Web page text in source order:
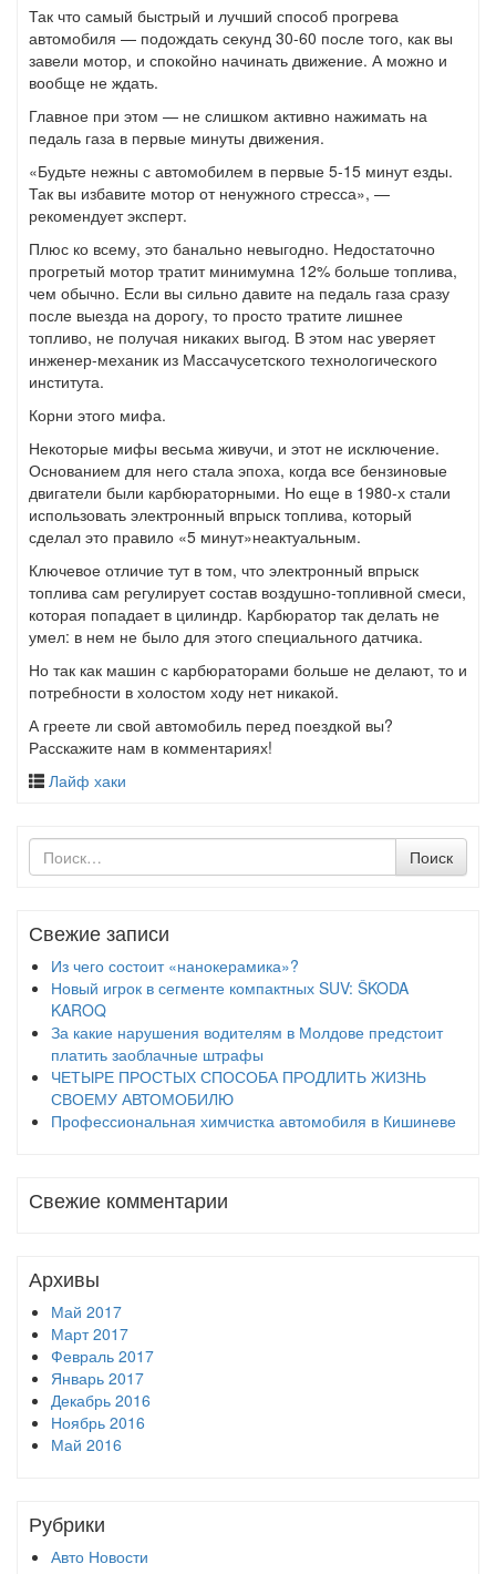
Так что самый быстрый и лучший способ прогрева
автомобиля — подождать секунд 30-60 после того, как вы
завели мотор, и спокойно начинать движение. А можно и
вообще не ждать.
Главное при этом — не слишком активно нажимать на
педаль газа в первые минуты движения.
«Будьте нежны с автомобилем в первые 5-15 минут езды.
Так вы избавите мотор от ненужного стресса», —
рекомендует эксперт.
Плюс ко всему, это банально невыгодно. Недостаточно
прогретый мотор тратит минимумна 12% больше топлива,
чем обычно. Если вы сильно давите на педаль газа сразу
после выезда на дорогу, то просто тратите лишнее
топливо, не получая никаких выгод. В этом нас уверяет
инженер-механик из Массачусетского технологического
института.
Корни этого мифа.
Некоторые мифы весьма живучи, и этот не исключение.
Основанием для него стала эпоха, когда все бензиновые
двигатели были карбюраторными. Но еще в 1980-х стали
использовать электронный впрыск топлива, который
сделал это правило «5 минут»неактуальным.
Ключевое отличие тут в том, что электронный впрыск
топлива сам регулирует состав воздушно-топливной смеси,
которая попадает в цилиндр. Карбюратор так делать не
умел: в нем не было для этого специального датчика.
Но так как машин с карбюраторами больше не делают, то и
потребности в холостом ходу нет никакой.
А греете ли свой автомобиль перед поездкой вы?
Расскажите нам в комментариях!
Лайф хаки
Поиск
по
Поиск
Свежие записи
Из чего состоит «нанокерамика»?
Новый игрок в сегменте компактных SUV: ŠKODA
KAROQ
За какие нарушения водителям в Молдове предстоит
платить заоблачные штрафы
ЧЕТЫРЕ ПРОСТЫХ СПОСОБА ПРОДЛИТЬ ЖИЗНЬ
СВОЕМУ АВТОМОБИЛЮ
Профессиональная химчистка автомобиля в Кишиневе
Свежие комментарии
Архивы
Май 2017
Март 2017
Февраль 2017
Январь 2017
Декабрь 2016
Ноябрь 2016
Май 2016
Рубрики
Авто Новости